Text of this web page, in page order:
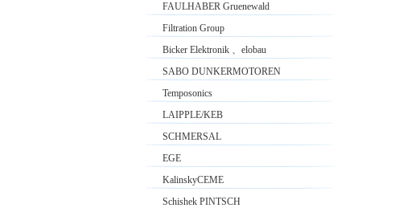
FAULHABER Gruenewald
Filtration Group
Bicker Elektronik 、elobau
SABO DUNKERMOTOREN
Temposonics
LAIPPLE/KEB
SCHMERSAL
EGE
KalinskyCEME
Schishek PINTSCH